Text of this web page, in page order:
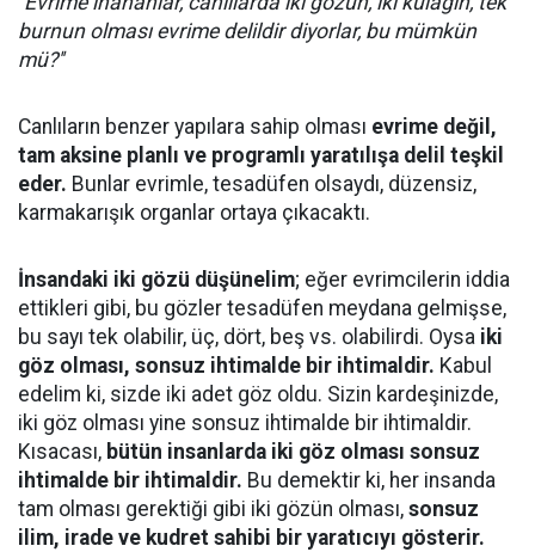
burnun olması evrime delildir diyorlar, bu mümkün
mü?''
Canlıların benzer yapılara sahip olması evrime değil,
tam aksine planlı ve programlı yaratılışa delil teşkil
eder. Bunlar evrimle, tesadüfen olsaydı, düzensiz,
karmakarışık organlar ortaya çıkacaktı.
İnsandaki iki gözü düşünelim; eğer evrimcilerin iddia
ettikleri gibi, bu gözler tesadüfen meydana gelmişse,
bu sayı tek olabilir, üç, dört, beş vs. olabilirdi. Oysa iki
göz olması, sonsuz ihtimalde bir ihtimaldir. Kabul
edelim ki, sizde iki adet göz oldu. Sizin kardeşinizde,
iki göz olması yine sonsuz ihtimalde bir ihtimaldir.
Kısacası, bütün insanlarda iki göz olması sonsuz
ihtimalde bir ihtimaldir. Bu demektir ki, her insanda
tam olması gerektiği gibi iki gözün olması, sonsuz
ilim, irade ve kudret sahibi bir yaratıcıyı gösterir.